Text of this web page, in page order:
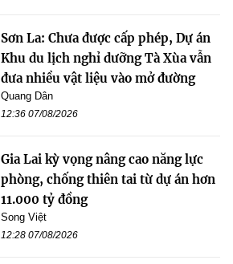
Sơn La: Chưa được cấp phép, Dự án
Khu du lịch nghỉ dưỡng Tà Xùa vẫn
đưa nhiều vật liệu vào mở đường
Quang Dân
12:36 07/08/2026
Gia Lai kỳ vọng nâng cao năng lực
phòng, chống thiên tai từ dự án hơn
11.000 tỷ đồng
Song Việt
12:28 07/08/2026